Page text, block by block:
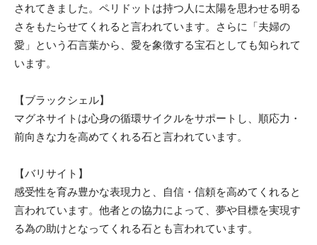
されてきました。ペリドットは持つ人に太陽を思わせる明る
さをもたらせてくれると言われています。さらに「夫婦の
愛」という石言葉から、愛を象徴する宝石としても知られて
います。
【ブラックシェル】
マグネサイトは心身の循環サイクルをサポートし、順応力・
前向きな力を高めてくれる石と言われています。
【バリサイト】
感受性を育み豊かな表現力と、自信・信頼を高めてくれると
言われています。他者との協力によって、夢や目標を実現す
る為の助けとなってくれる石とも言われています。